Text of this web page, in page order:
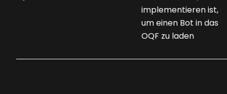
implementieren ist,
um einen Bot in das
OQF zu laden